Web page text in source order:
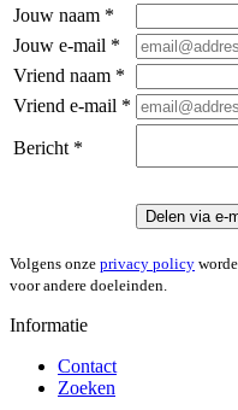
Jouw naam *
Jouw e-mail *
Vriend naam *
Vriend e-mail *
Bericht *
Delen via e-
Volgens onze privacy policy
voor andere doeleinden.
Informatie
Contact
Zoeken